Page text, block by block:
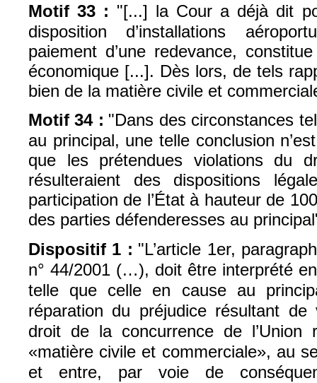
Motif 33 : "[...] la Cour a déjà dit
disposition d’installations
paiement d’une redevance,
économique [...]. Dès lors, de tels
bien de la matière civile et
Motif 34 : "Dans des circonstances
au principal, une telle conclusion
que les prétendues violations du
résulteraient des dispositions
participation de l’État à hauteur de
des parties défenderesses au
Dispositif 1 : "L’article 1er,
n° 44/2001 (…), doit être interprété
telle que celle en cause au
réparation du préjudice résultant de
droit de la concurrence de
«matière civile et commerciale», au
et entre, par voie de